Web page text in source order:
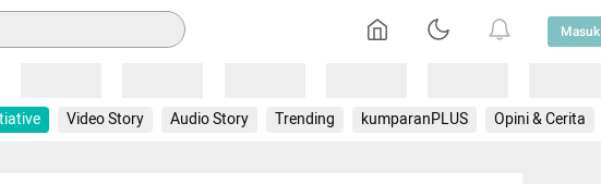
Masuk
Video Story Audio Story Trending kumparanPLUS Opini & Cerita